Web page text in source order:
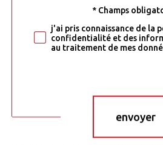
Validation
* Champs
j'ai pris connaissance de la
confidentialité et des
au traitement de mes
envoyer